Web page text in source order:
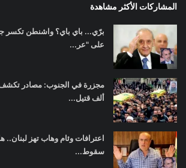
المشاركات الأكثر مشاهدة
برّي... باي باي؟ واشنطن تكسر
على "عر...
ألف قتيل...
اعترافات وئام وهاب تهز لبنان..
سقوط...